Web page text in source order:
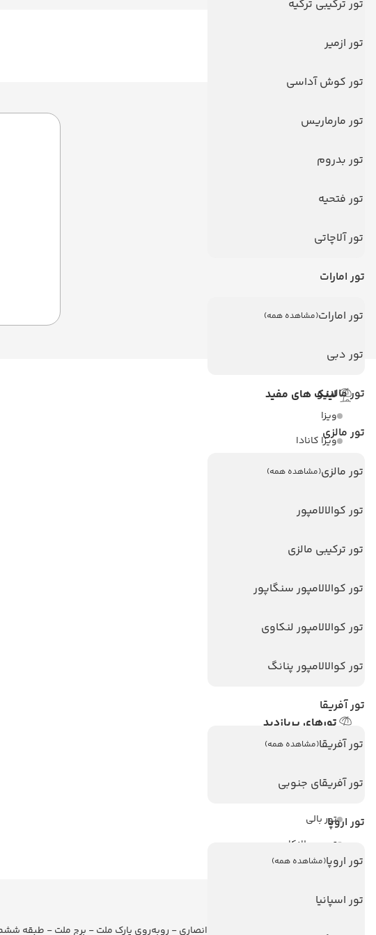
تور ترکیبی ترکیه
تور ازمیر
تور کوش آداسی
تور مارماریس
تور بدروم
تور فتحیه
تور آلاچاتی
تور امارات
تور امارات(مشاهده همه)
تور دبی
تور مالدیو
تور مالزی
تور مالزی(مشاهده همه)
تور کوالالامپور
تور ترکیبی مالزی
تور کوالالامپور سنگاپور
تور کوالالامپور لنکاوی
تور کوالالامپور پنانگ
تور آفریقا
تور آفریقا(مشاهده همه)
تور آفریقای جنوبی
تور اروپا
تور اروپا(مشاهده همه)
تور اسپانیا
دیدگاه کاربران
لینک های مفید
ویزا
ویزا کانادا
درباره ما
مجله گردشگری
هتل های پر بازدید
هتل های آنتالیا
هتل های تایلند
تورهای پربازدید
تور استانبول
تور پوکت
تور بالی
تور سریلانکا
اطلاعات تماس
تهران - ولیعصر - نبش کوچه انصاری - روبه‌روی پارک ملت - برج ملت - طبقه